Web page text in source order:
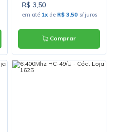
R$ 3,50
em até 1x de R$ 3,50 s/ juros
Comprar